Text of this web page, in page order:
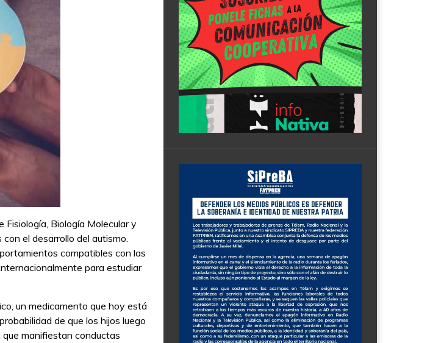
Biología Molecular y
el desarrollo del autismo.
compatibles con las
para estudiar
un medicamento que hoy está
de que los hijos luego
manifiestan conductas